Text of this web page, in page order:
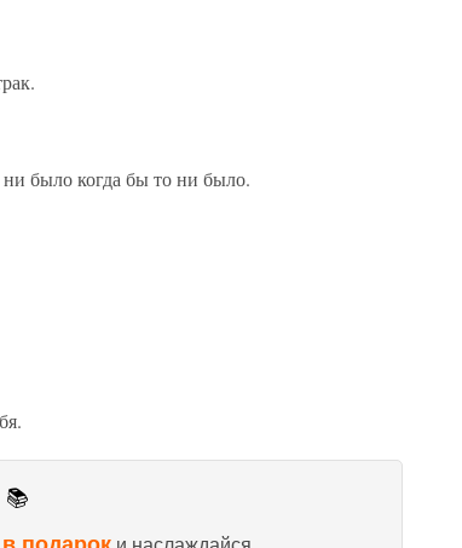
было когда бы то ни было.
📚